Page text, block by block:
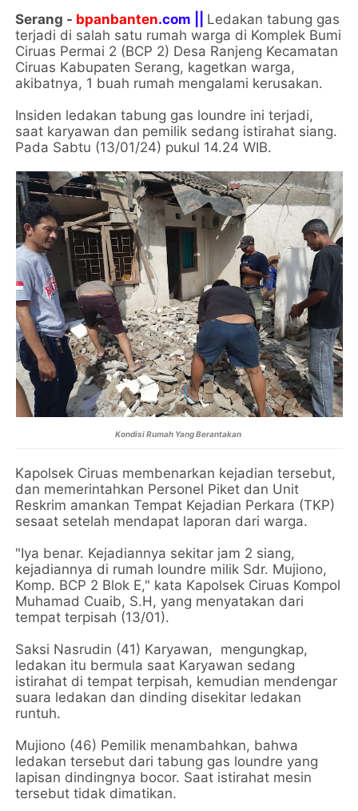
Serang - bpanbanten.com ||
Ledakan tabung gas
terjadi di salah satu rumah warga di Komplek Bumi
Ciruas Permai 2 (BCP 2) Desa Ranjeng Kecamatan
Ciruas Kabupaten Serang, kagetkan warga,
akibatnya, 1 buah rumah mengalami kerusakan.
Insiden ledakan tabung gas loundre ini terjadi,
saat karyawan dan pemilik sedang istirahat siang.
Pada Sabtu (13/01/24) pukul 14.24 WIB.
Kondisi Rumah Yang Berantakan
Kapolsek Ciruas membenarkan kejadian tersebut,
dan memerintahkan Personel Piket dan Unit
Reskrim amankan Tempat Kejadian Perkara (TKP)
sesaat setelah mendapat laporan dari warga.
"Iya benar. Kejadiannya sekitar jam 2 siang,
kejadiannya di rumah loundre milik Sdr. Mujiono,
Komp. BCP 2 Blok E," kata Kapolsek Ciruas Kompol
Muhamad Cuaib, S.H, yang menyatakan dari
tempat terpisah (13/01).
Saksi Nasrudin (41) Karyawan, mengungkap,
ledakan itu bermula saat Karyawan sedang
istirahat di tempat terpisah, kemudian mendengar
suara ledakan dan dinding disekitar ledakan
runtuh.
Mujiono (46) Pemilik menambahkan, bahwa
ledakan tersebut dari tabung gas loundre yang
lapisan dindingnya bocor. Saat istirahat mesin
tersebut tidak dimatikan.